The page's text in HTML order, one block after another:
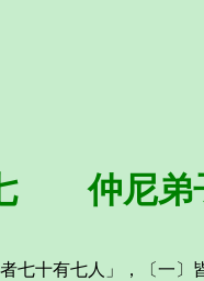
仲尼弟
有七人」，〔一〕皆